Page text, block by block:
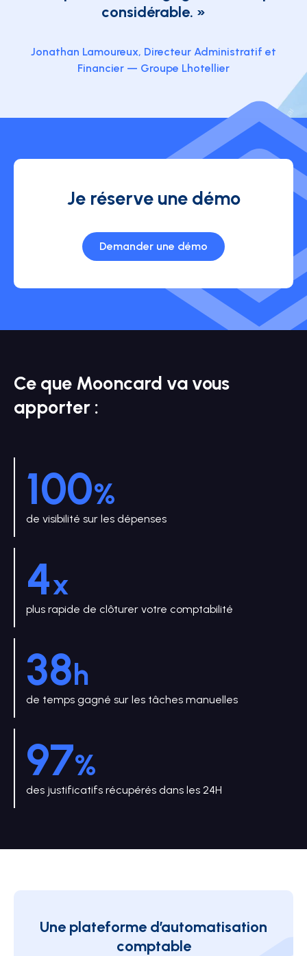
considérable. »
Jonathan Lamoureux, Directeur Administratif et
Financier — Groupe Lhotellier
Je réserve une démo
Demander une démo
Ce que Mooncard va vous
apporter :
100%
de visibilité sur les dépenses
4x
plus rapide de clôturer votre comptabilité
38h
de temps gagné sur les tâches manuelles
97%
des justificatifs récupérés dans les 24H
Une plateforme d’automatisation
comptable